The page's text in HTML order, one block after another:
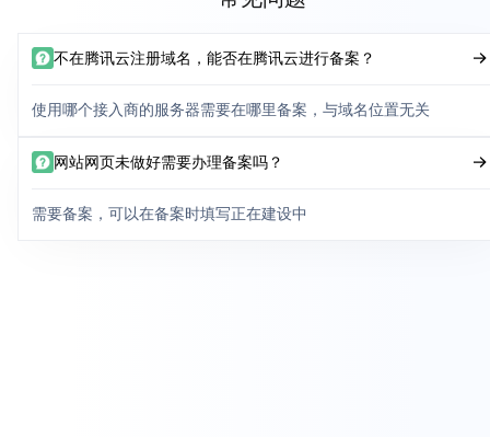
不在腾讯云注册域名，能否在腾讯云进行备案？
使用哪个接入商的服务器需要在哪里备案，与域名位置无关
网站网页未做好需要办理备案吗？
需要备案，可以在备案时填写正在建设中